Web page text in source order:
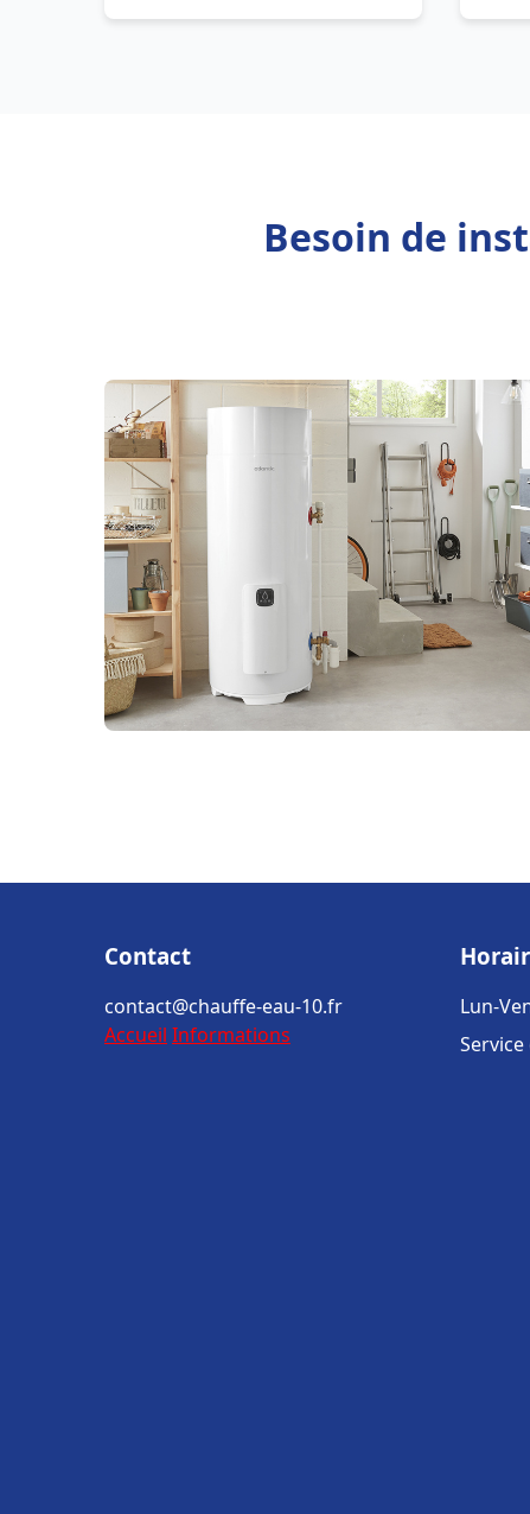
Besoin de
Contact
contact@chauffe-eau-10.fr
Accueil Informations
Lun-